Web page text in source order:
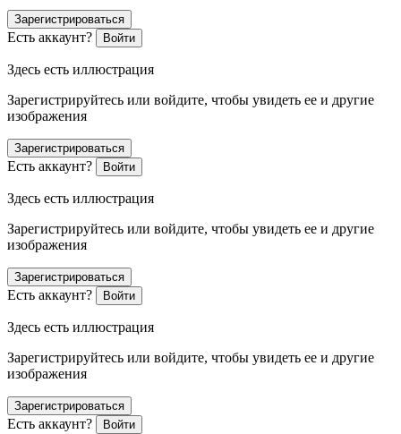
Зарегистрироваться
Есть аккаунт? Войти
Здесь есть иллюстрация
Зарегистрируйтесь или войдите, чтобы увидеть ее и другие
изображения
Зарегистрироваться
Есть аккаунт? Войти
Здесь есть иллюстрация
Зарегистрируйтесь или войдите, чтобы увидеть ее и другие
изображения
Зарегистрироваться
Есть аккаунт? Войти
Здесь есть иллюстрация
Зарегистрируйтесь или войдите, чтобы увидеть ее и другие
изображения
Зарегистрироваться
Есть аккаунт? Войти